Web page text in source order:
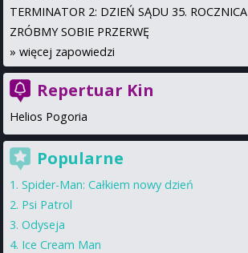
TERMINATOR 2: DZIEŃ SĄDU 35. ROCZNICA
ZRÓBMY SOBIE PRZERWĘ
» więcej zapowiedzi
Repertuar Kin
Helios Pogoria
Popularne
Spider-Man: Całkiem nowy dzień
Psi Patrol
Odyseja
Ice Cream Man